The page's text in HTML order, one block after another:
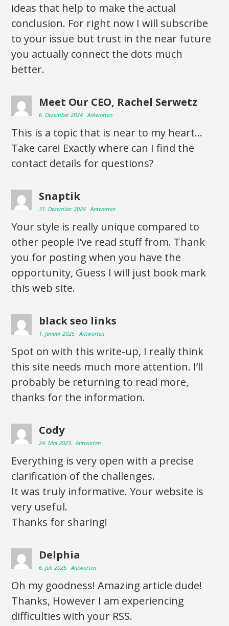
ideas that help to make the actual
conclusion. For right now I will subscribe
to your issue but trust in the near future
you actually connect the dots much
better.
Meet Our CEO, Rachel Serwetz
6. Dezember 2024 Antworten
This is a topic that is near to my heart…
Take care! Exactly where can I find the
contact details for questions?
Snaptik
31. Dezember 2024 Antworten
Your style is really unique compared to
other people I’ve read stuff from. Thank
you for posting when you have the
opportunity, Guess I will just book mark
this web site.
black seo links
1. Januar 2025 Antworten
Spot on with this write-up, I really think
this site needs much more attention. I’ll
probably be returning to read more,
thanks for the information.
Cody
24. Mai 2025 Antworten
Everything is very open with a precise
clarification of the challenges.
It was truly informative. Your website is
very useful.
Thanks for sharing!
Delphia
6. Juli 2025 Antworten
Oh my goodness! Amazing article dude!
Thanks, However I am experiencing
difficulties with your RSS.